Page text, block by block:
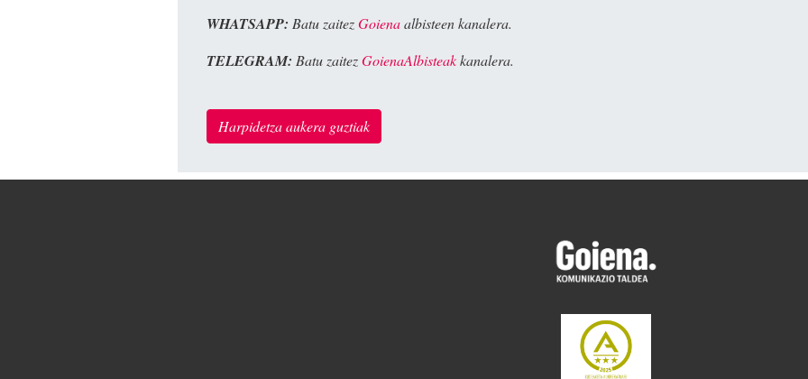
WHATSAPP: Batu zaitezGoienaalbisteen kanalera.
TELEGRAM: Batu zaitezGoienaAlbisteakkanalera.
Harpidetza aukera guztiak